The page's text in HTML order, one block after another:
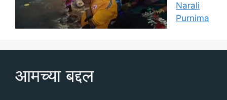
Narali
Purnima
आमच्या बद्दल